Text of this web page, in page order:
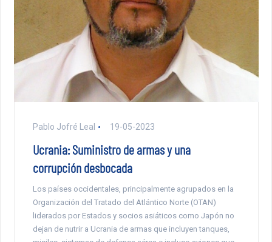
Pablo Jofré Leal 19-05-2023
Ucrania: Suministro de armas y una
corrupción desbocada
Los países occidentales, principalmente agrupados en la
Organización del Tratado del Atlántico Norte (OTAN)
liderados por Estados y socios asiáticos como Japón no
dejan de nutrir a Ucrania de armas que incluyen tanques,